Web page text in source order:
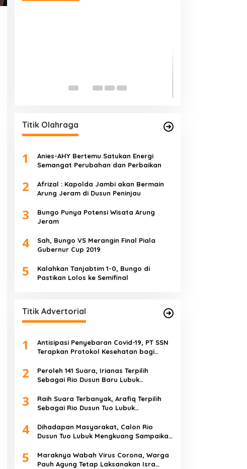
Titik Olahraga
1
Anies-AHY Bertemu Satukan Energi
Semangat Perubahan dan Perbaikan
2
Afrizal : Kapolda Jambi akan Bermain
Arung Jeram di Dusun Peninjau
3
Bungo Punya Potensi Wisata Arung
Jeram
4
Sah, Bungo VS Merangin Final Piala
Gubernur Cup 2019
5
Kalahkan Tanjabtim 1-0, Bungo di
Pastikan Lolos ke Semifinal
Titik Advertorial
1
Antisipasi Penyebaran Covid-19, PT SSN
Terapkan Protokol Kesehatan bagi
2
Peroleh 141 Suara, Irianas Terpilih
Sebagai Rio Dusun Baru Lubuk
3
Raih Suara Terbanyak, Arafiq Terpilih
Sebagai Rio Dusun Tuo Lubuk
4
Dihadapan Masyarakat, Calon Rio
Dusun Tuo Lubuk Mengkuang Sampaikan
5
Maraknya Wabah Virus Corona, Warga
Pauh Agung Tetap Laksanakan Isra